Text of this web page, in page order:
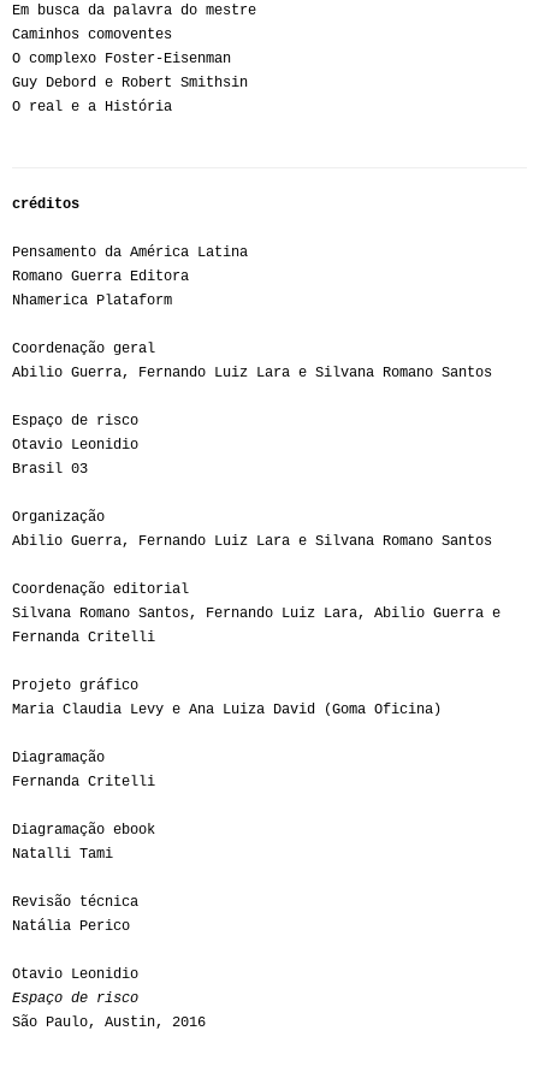
Em busca da palavra do mestre
Caminhos comoventes
O complexo Foster-Eisenman
Guy Debord e Robert Smithsin
O real e a História
créditos
Pensamento da América Latina
Romano Guerra Editora
Nhamerica Plataform
Coordenação geral
Abilio Guerra, Fernando Luiz Lara e Silvana Romano Santos
Espaço de risco
Otavio Leonidio
Brasil 03
Organização
Abilio Guerra, Fernando Luiz Lara e Silvana Romano Santos
Coordenação editorial
Silvana Romano Santos, Fernando Luiz Lara, Abilio Guerra e
Fernanda Critelli
Projeto gráfico
Maria Claudia Levy e Ana Luiza David (Goma Oficina)
Diagramação
Fernanda Critelli
Diagramação ebook
Natalli Tami
Revisão técnica
Natália Perico
Otavio Leonidio
Espaço de risco
São Paulo, Austin, 2016